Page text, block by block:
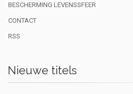
BESCHERMING LEVENSSFEER
CONTACT
RSS
Nieuwe titels